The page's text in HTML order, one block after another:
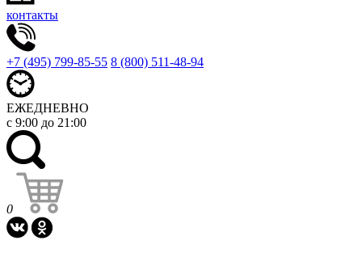
контакты
+7 (495) 799-85-55 8 (800) 511-48-94
ЕЖЕДНЕВНО
с 9:00 до 21:00
0